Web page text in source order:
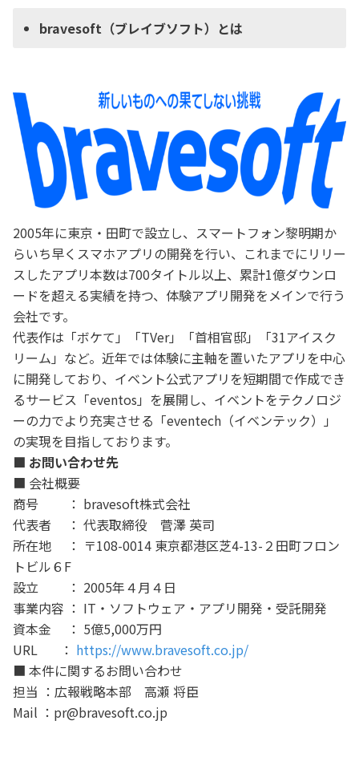
bravesoft（ブレイブソフト）とは
2005年に東京・田町で設立し、スマートフォン黎明期か
らいち早くスマホアプリの開発を行い、これまでにリリー
スしたアプリ本数は700タイトル以上、累計1億ダウンロ
ードを超える実績を持つ、体験アプリ開発をメインで行う
会社です。
代表作は「ボケて」「TVer」「首相官邸」「31アイスク
リーム」など。近年では体験に主軸を置いたアプリを中心
に開発しており、イベント公式アプリを短期間で作成でき
るサービス「eventos」を展開し、イベントをテクノロジ
ーの力でより充実させる「eventech（イベンテック）」
の実現を目指しております。
■ お問い合わせ先
■ 会社概要
商号 ： bravesoft株式会社
代表者 ： 代表取締役 菅澤 英司
所在地 ： 〒108-0014 東京都港区芝4-13-２田町フロン
トビル６F
設立 ： 2005年４月４日
事業内容 ： IT・ソフトウェア・アプリ開発・受託開発
資本金 ： 5億5,000万円
URL ： https://www.bravesoft.co.jp/
■ 本件に関するお問い合わせ
担当 ：広報戦略本部 高瀬 将臣
Mail ：pr@bravesoft.co.jp